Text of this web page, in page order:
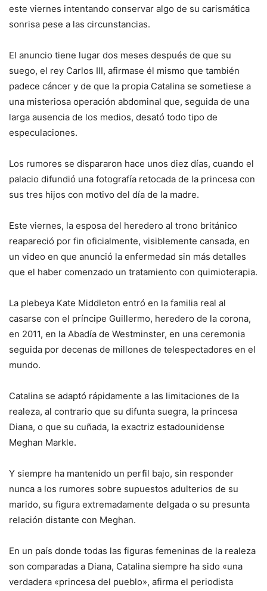
este viernes intentando conservar algo de su carismática
sonrisa pese a las circunstancias.
El anuncio tiene lugar dos meses después de que su
suego, el rey Carlos III, afirmase él mismo que también
padece cáncer y de que la propia Catalina se sometiese a
una misteriosa operación abdominal que, seguida de una
larga ausencia de los medios, desató todo tipo de
especulaciones.
Los rumores se dispararon hace unos diez días, cuando el
palacio difundió una fotografía retocada de la princesa con
sus tres hijos con motivo del día de la madre.
Este viernes, la esposa del heredero al trono británico
reapareció por fin oficialmente, visiblemente cansada, en
un video en que anunció la enfermedad sin más detalles
que el haber comenzado un tratamiento con quimioterapia.
La plebeya Kate Middleton entró en la familia real al
casarse con el príncipe Guillermo, heredero de la corona,
en 2011, en la Abadía de Westminster, en una ceremonia
seguida por decenas de millones de telespectadores en el
mundo.
Catalina se adaptó rápidamente a las limitaciones de la
realeza, al contrario que su difunta suegra, la princesa
Diana, o que su cuñada, la exactriz estadounidense
Meghan Markle.
Y siempre ha mantenido un perfil bajo, sin responder
nunca a los rumores sobre supuestos adulterios de su
marido, su figura extremadamente delgada o su presunta
relación distante con Meghan.
En un país donde todas las figuras femeninas de la realeza
son comparadas a Diana, Catalina siempre ha sido «una
verdadera «princesa del pueblo», afirma el periodista